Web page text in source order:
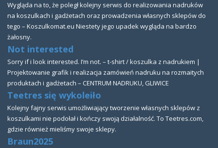
Wygląda na to, że poległ kolejny serwis do realizowania nadruków
na koszulkach i gadżetach oraz prowadzenia własnych sklepów do
tego – Koszulkomat.eu Niestety jego upadek wygląda na bardzo
żałosny.
Not interested
Sorry if i look interested. I’m not. – t-shirt / koszulka z nadrukiem |
Projektowanie grafik i realizacja zamówień nadruku na rozmaitych
produktach i gadżetach – CENTRUM NADRUKU, GLIWICE
Teetres się wykoleiło
Kolejny fajny serwis umożliwiający tworzenie własnych sklepów z
koszulkami nie podołał i kończy swoją działalność. To Teetres.com,
gdzie również mieliśmy swoje sklepy.
Braun2025